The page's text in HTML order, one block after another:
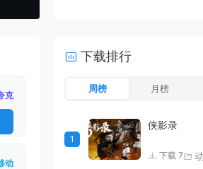
克
动
下载排行
周榜 月榜
1
侠影录
下载 7